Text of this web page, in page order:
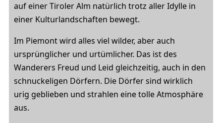
auf einer Tiroler Alm natürlich trotz aller Idylle in
einer Kulturlandschaften bewegt.
Im Piemont wird alles viel wilder, aber auch
ursprünglicher und urtümlicher. Das ist des
Wanderers Freud und Leid gleichzeitig, auch in den
schnuckeligen Dörfern. Die Dörfer sind wirklich
urig geblieben und strahlen eine tolle Atmosphäre
aus.